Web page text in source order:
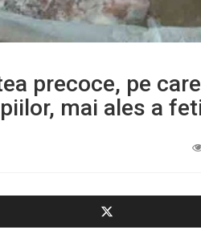
precoce, pe
mai ales a